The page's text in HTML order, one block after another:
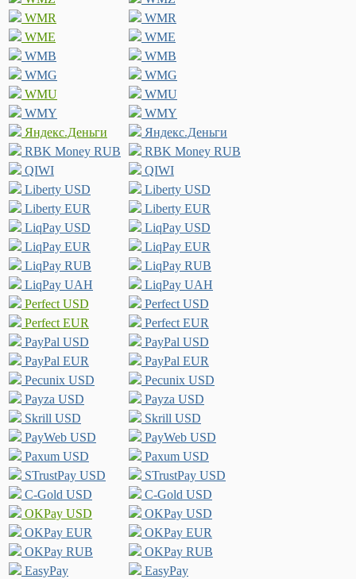
WMR
WMR
WME
WME
WMB
WMB
WMG
WMG
WMU
WMU
WMY
WMY
Яндекс.Деньги
Яндекс.Деньги
RBK Money RUB
RBK Money RUB
QIWI
QIWI
Liberty USD
Liberty USD
Liberty EUR
Liberty EUR
LiqPay USD
LiqPay USD
LiqPay EUR
LiqPay EUR
LiqPay RUB
LiqPay RUB
LiqPay UAH
LiqPay UAH
Perfect USD
Perfect USD
Perfect EUR
Perfect EUR
PayPal USD
PayPal USD
PayPal EUR
PayPal EUR
Pecunix USD
Pecunix USD
Payza USD
Payza USD
Skrill USD
Skrill USD
PayWeb USD
PayWeb USD
Paxum USD
Paxum USD
STrustPay USD
STrustPay USD
C-Gold USD
C-Gold USD
OKPay USD
OKPay USD
OKPay EUR
OKPay EUR
OKPay RUB
OKPay RUB
EasyPay
EasyPay